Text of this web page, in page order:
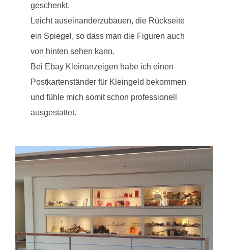
geschenkt.
Leicht auseinanderzubauen, die Rückseite
ein Spiegel, so dass man die Figuren auch
von hinten sehen kann.
Bei Ebay Kleinanzeigen habe ich einen
Postkartenständer für Kleingeld bekommen
und fühle mich somit schon professionell
ausgestattet.